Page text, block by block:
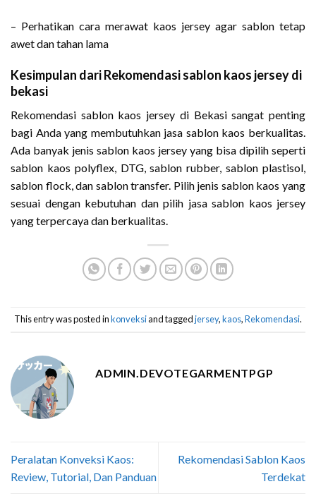
– Perhatikan cara merawat kaos jersey agar sablon tetap
awet dan tahan lama
Kesimpulan dari Rekomendasi sablon kaos jersey di
bekasi
Rekomendasi sablon kaos jersey di Bekasi sangat penting
bagi Anda yang membutuhkan jasa sablon kaos berkualitas.
Ada banyak jenis sablon kaos jersey yang bisa dipilih seperti
sablon kaos polyflex, DTG, sablon rubber, sablon plastisol,
sablon flock, dan sablon transfer. Pilih jenis sablon kaos yang
sesuai dengan kebutuhan dan pilih jasa sablon kaos jersey
yang terpercaya dan berkualitas.
This entry was posted inkonveksiand taggedjersey,kaos,Rekomendasi.
ADMIN.DEVOTEGARMENTPGP
Peralatan Konveksi Kaos:
Review, Tutorial, Dan Panduan
Rekomendasi Sablon Kaos
Terdekat